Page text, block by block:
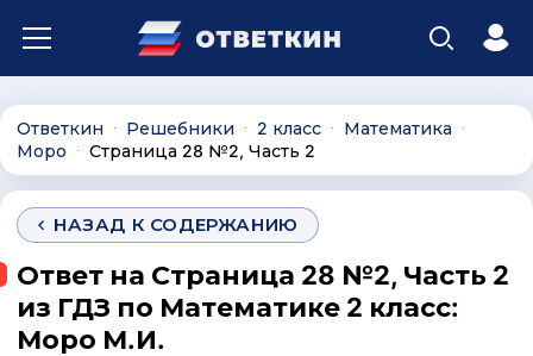
Ответкин ∙ Решебники ∙ 2 класс ∙ Математика ∙
Моро ∙ Страница 28 №2, Часть 2
НАЗАД К СОДЕРЖАНИЮ
Ответ на Страница 28 №2, Часть 2
из ГДЗ по Математике 2 класс:
Моро М.И.